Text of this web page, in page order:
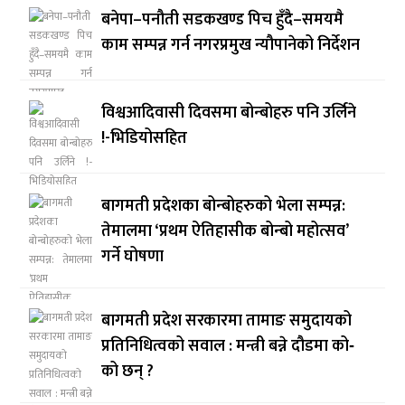
बनेपा–पनौती सडकखण्ड पिच हुँदै–समयमै
काम सम्पन्न गर्न नगरप्रमुख न्यौपानेको निर्देशन
विश्वआदिवासी दिवसमा बोन्बोहरु पनि उर्लिने
!-भिडियोसहित
बागमती प्रदेशका बोन्बोहरुको भेला सम्पन्न:
तेमालमा ‘प्रथम ऐतिहासीक बोन्बो महोत्सव’
गर्ने घोषणा
बागमती प्रदेश सरकारमा तामाङ समुदायको
प्रतिनिधित्वको सवाल : मन्त्री बन्ने दौडमा को‐
को छन् ?